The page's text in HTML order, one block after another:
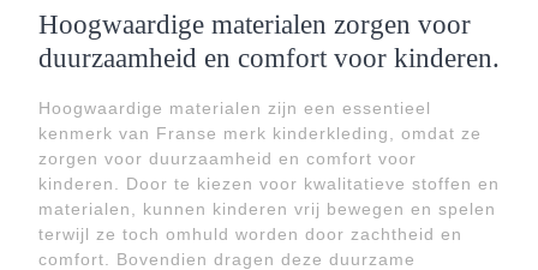
Hoogwaardige materialen zorgen voor
duurzaamheid en comfort voor kinderen.
Hoogwaardige materialen zijn een essentieel
kenmerk van Franse merk kinderkleding, omdat ze
zorgen voor duurzaamheid en comfort voor
kinderen. Door te kiezen voor kwalitatieve stoffen en
materialen, kunnen kinderen vrij bewegen en spelen
terwijl ze toch omhuld worden door zachtheid en
comfort. Bovendien dragen deze duurzame